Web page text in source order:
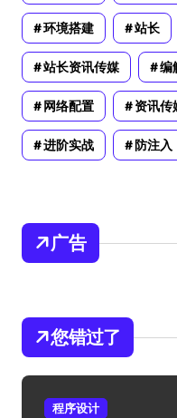
环境搭建 站长
站长资讯传媒 编
网络配置 资讯传
进阶实战 防注入
广告
您错过了
程序设计